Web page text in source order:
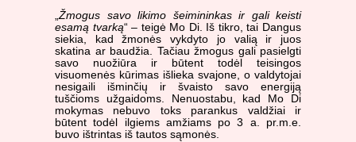
„Žmogus savo likimo šeimininkas ir gali keisti
esamą tvarką“ – teigė Mo Di. Iš tikro, tai Dangus
siekia, kad žmonės vykdyto jo valią ir juos
skatina ar baudžia. Tačiau žmogus gali pasielgti
savo nuožiūra ir būtent todėl teisingos
visuomenės kūrimas išlieka svajone, o valdytojai
nesigaili išminčių ir švaisto savo energiją
tuščioms užgaidoms. Nenuostabu, kad Mo Di
mokymas nebuvo toks parankus valdžiai ir
būtent todėl ilgiems amžiams po 3 a. pr.m.e.
buvo ištrintas iš tautos sąmonės.